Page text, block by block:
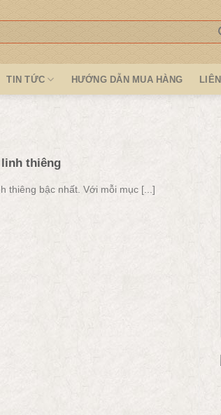
TIN TỨC HƯỚNG DẪN MUA HÀNG
linh thiêng
thiêng bậc nhất. Với mỗi mục [...]